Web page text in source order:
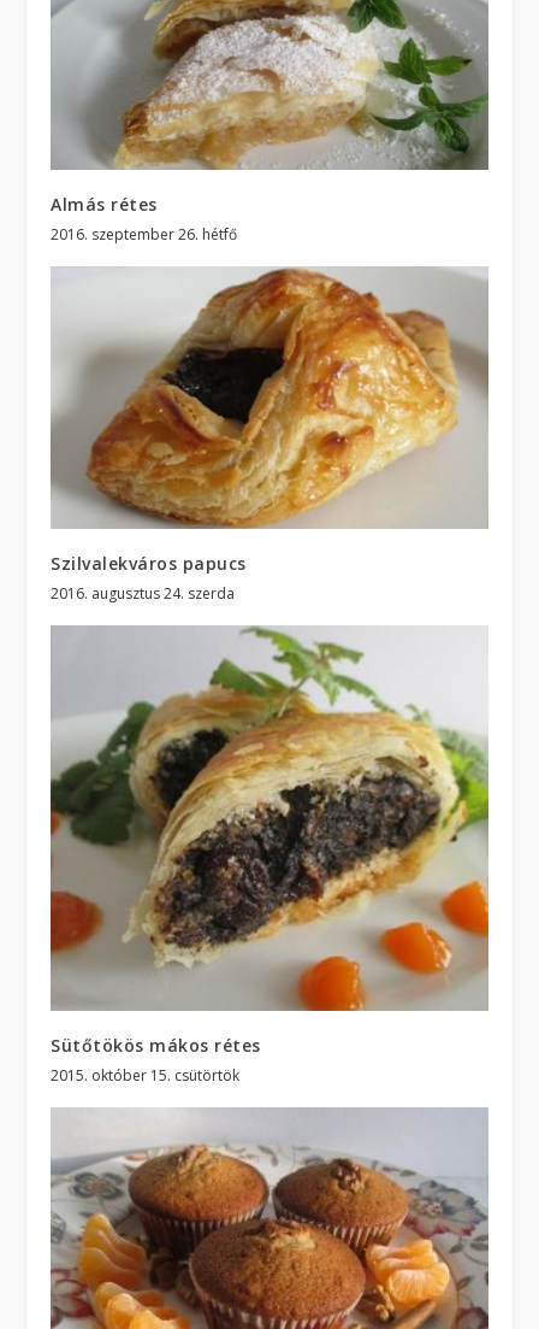
Almás rétes
2016. szeptember 26. hétfő
Szilvalekváros papucs
2016. augusztus 24. szerda
Sütőtökös mákos rétes
2015. október 15. csütörtök